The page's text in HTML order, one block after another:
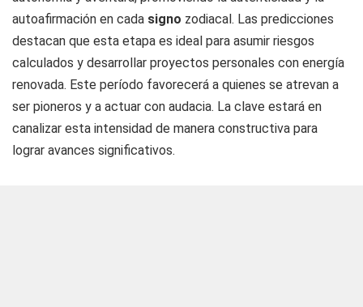
autoafirmación en cada signo zodiacal. Las predicciones
destacan que esta etapa es ideal para asumir riesgos
calculados y desarrollar proyectos personales con energía
renovada. Este período favorecerá a quienes se atrevan a
ser pioneros y a actuar con audacia. La clave estará en
canalizar esta intensidad de manera constructiva para
lograr avances significativos.